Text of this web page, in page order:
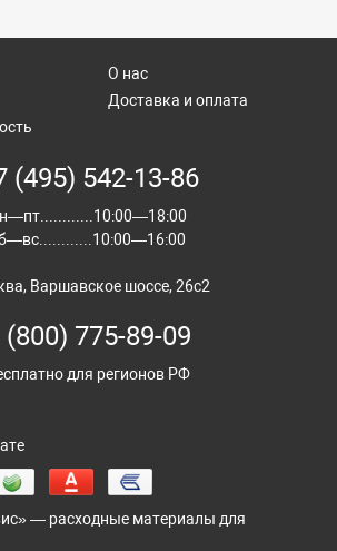
О нас
Доставка и оплата
(495) 542-13-86
Варшавское шоссе, 26с2
(800) 775-89-09
для регионов РФ
— расходные материалы для